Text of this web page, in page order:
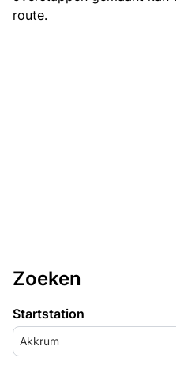
route.
Zoeken
Startstation
Akkrum